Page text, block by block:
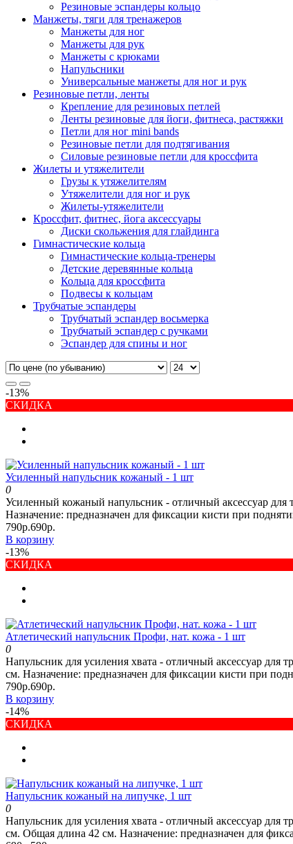
Резиновые эспандеры кольцо
Манжеты, тяги для тренажеров
Манжеты для ног
Манжеты для рук
Манжеты с крюками
Напульсники
Универсальные манжеты для ног и рук
Резиновые петли, ленты
Крепление для резиновых петлей
Ленты резиновые для йоги, фитнеса, растяжки
Петли для ног mini bands
Резиновые петли для подтягивания
Силовые резиновые петли для кроссфита
Жилеты и утяжелители
Грузы к утяжелителям
Утяжелители для ног и рук
Жилеты-утяжелители
Кроссфит, фитнес, йога аксессуары
Диски скольжения для глайдинга
Гимнастические кольца
Гимнастические кольца-тренеры
Детские деревянные кольца
Кольца для кроссфита
Подвесы к кольцам
Трубчатые эспандеры
Трубчатый эспандер восьмерка
Трубчатый эспандер с ручками
Эспандер для спины и ног
-13%
СКИДКА
Усиленный напульсник кожаный - 1 шт
0
Усиленный кожаный напульсник - отличный аксессуар
Назначение: предназначен для фиксации кисти при
790р.690р.
В корзину
-13%
СКИДКА
Атлетический напульсник Профи, нат. кожа - 1 шт
0
Напульсник для усиления хвата - отличный аксессуар
см. Назначение: предназначен для фиксации кисти при
790р.690р.
В корзину
-14%
СКИДКА
Напульсник кожаный на липучке, 1 шт
0
Напульсник для усиления хвата - отличный аксессуар
см. Общая длина 42 см. Назначение: предназначен для